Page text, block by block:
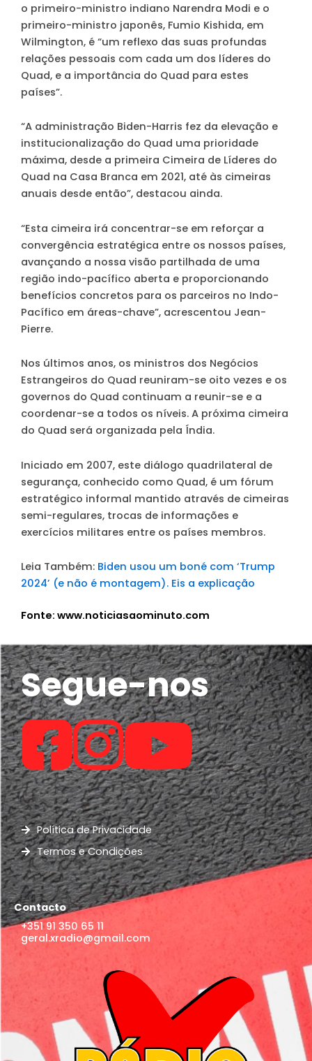
o primeiro-ministro indiano Narendra Modi e o
primeiro-ministro japonês, Fumio Kishida, em
Wilmington, é “um reflexo das suas profundas
relações pessoais com cada um dos líderes do
Quad, e a importância do Quad para estes
países”.
“A administração Biden-Harris fez da elevação e
institucionalização do Quad uma prioridade
máxima, desde a primeira Cimeira de Líderes do
Quad na Casa Branca em 2021, até às cimeiras
anuais desde então”, destacou ainda.
“Esta cimeira irá concentrar-se em reforçar a
convergência estratégica entre os nossos países,
avançando a nossa visão partilhada de uma
região indo-pacífico aberta e proporcionando
benefícios concretos para os parceiros no Indo-
Pacífico em áreas-chave”, acrescentou Jean-
Pierre.
Nos últimos anos, os ministros dos Negócios
Estrangeiros do Quad reuniram-se oito vezes e os
governos do Quad continuam a reunir-se e a
coordenar-se a todos os níveis. A próxima cimeira
do Quad será organizada pela Índia.
Iniciado em 2007, este diálogo quadrilateral de
segurança, conhecido como Quad, é um fórum
estratégico informal mantido através de cimeiras
semi-regulares, trocas de informações e
exercícios militares entre os países membros.
Leia Também: Biden usou um boné com ‘Trump
2024’ (e não é montagem). Eis a explicação
Fonte: www.noticiasaominuto.com
Segue-nos
Política de Privacidade
Termos e Condições
Contacto
+351 91 350 65 11
geral.xradio@gmail.com